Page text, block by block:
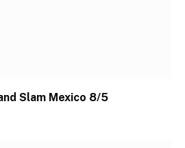
Slam Mexico 8/5